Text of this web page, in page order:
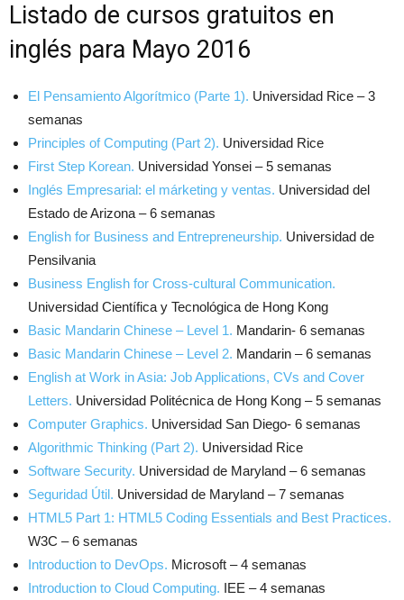
Listado de cursos gratuitos en
inglés para Mayo 2016
El Pensamiento Algorítmico (Parte 1). Universidad Rice – 3
semanas
Principles of Computing (Part 2). Universidad Rice
First Step Korean. Universidad Yonsei – 5 semanas
Inglés Empresarial: el márketing y ventas. Universidad del
Estado de Arizona – 6 semanas
English for Business and Entrepreneurship. Universidad de
Pensilvania
Business English for Cross-cultural Communication.
Universidad Científica y Tecnológica de Hong Kong
Basic Mandarin Chinese – Level 1. Mandarin- 6 semanas
Basic Mandarin Chinese – Level 2. Mandarin – 6 semanas
English at Work in Asia: Job Applications, CVs and Cover
Letters. Universidad Politécnica de Hong Kong – 5 semanas
Computer Graphics. Universidad San Diego- 6 semanas
Algorithmic Thinking (Part 2). Universidad Rice
Software Security. Universidad de Maryland – 6 semanas
Seguridad Útil. Universidad de Maryland – 7 semanas
HTML5 Part 1: HTML5 Coding Essentials and Best Practices.
W3C – 6 semanas
Introduction to DevOps. Microsoft – 4 semanas
Introduction to Cloud Computing. IEE – 4 semanas